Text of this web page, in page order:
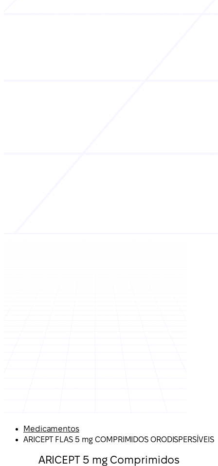
Medicamentos
ARICEPT FLAS 5 mg COMPRIMIDOS ORODISPERSÍVEIS
ARICEPT 5 mg Comprimidos